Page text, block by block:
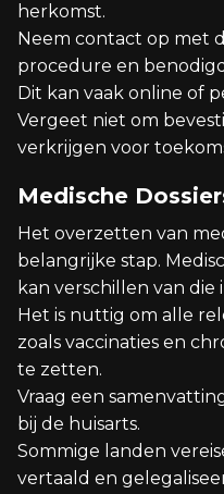
herkomst.
Neem contact op met
procedure en
Dit kan vaak online of
Vergeet niet om
verkrijgen voor
Medische
Het overzetten van
belangrijke stap.
kan verschillen van
Het is nuttig om alle
zoals vaccinaties en
te zetten.
Vraag een
bij de huisarts.
Sommige landen
vertaald en